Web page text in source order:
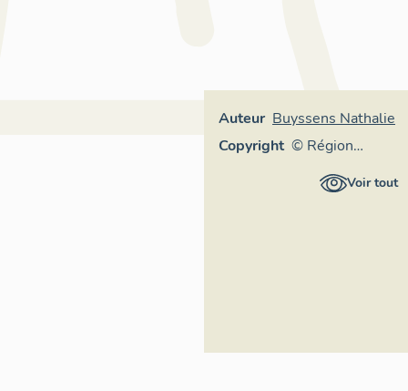
Auteur Buyssens Nathalie
Copyright © Région
Auvergne-Voir tout